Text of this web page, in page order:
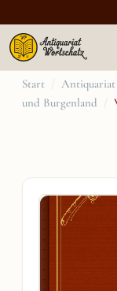
Zum
Inhalt
Start / Antiquariat
und Burgenland /